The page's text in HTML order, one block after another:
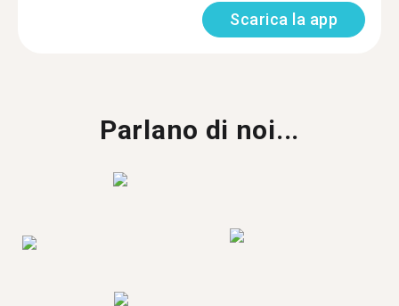
Scarica la app
Parlano di noi...